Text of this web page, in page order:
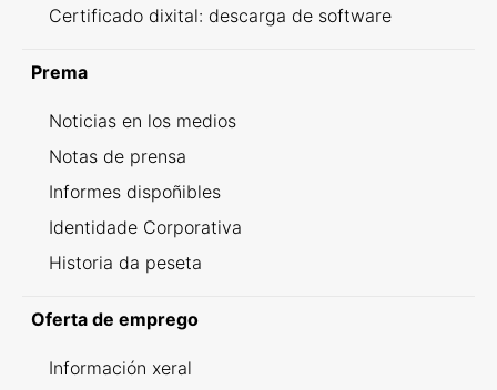
Certificado dixital: descarga de software
Prema
Noticias en los medios
Notas de prensa
Informes dispoñibles
Identidade Corporativa
Historia da peseta
Oferta de emprego
Información xeral